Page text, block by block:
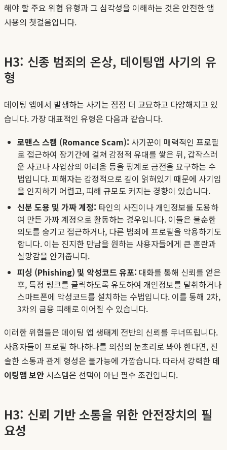
해야 할 주요 위협 유형과 그 심각성을 이해하는 것은 안전한 앱
사용의 첫걸음입니다.
H3: 신종 범죄의 온상, 데이팅앱 사기의 유
형
데이팅 앱에서 발생하는 사기는 점점 더 교묘하고 다양해지고 있
습니다. 가장 대표적인 유형은 다음과 같습니다.
로맨스 스캠 (Romance Scam): 사기꾼이 매력적인 프로필
로 접근하여 장기간에 걸쳐 감정적 유대를 쌓은 뒤, 갑작스러
운 사고나 사업상의 어려움 등을 핑계로 금전을 요구하는 수
법입니다. 피해자는 감정적으로 깊이 얽혀있기 때문에 사기임
을 인지하기 어렵고, 피해 규모도 커지는 경향이 있습니다.
신분 도용 및 가짜 계정: 타인의 사진이나 개인정보를 도용하
여 만든 가짜 계정으로 활동하는 경우입니다. 이들은 불순한
의도를 숨기고 접근하거나, 다른 범죄에 프로필을 악용하기도
합니다. 이는 진지한 만남을 원하는 사용자들에게 큰 혼란과
실망감을 안겨줍니다.
피싱 (Phishing) 및 악성코드 유포: 대화를 통해 신뢰를 얻은
후, 특정 링크를 클릭하도록 유도하여 개인정보를 탈취하거나
스마트폰에 악성코드를 설치하는 수법입니다. 이를 통해 2차,
3차의 금융 피해로 이어질 수 있습니다.
이러한 위협들은 데이팅 앱 생태계 전반의 신뢰를 무너뜨립니다.
사용자들이 프로필 하나하나를 의심의 눈초리로 봐야 한다면, 진
솔한 소통과 관계 형성은 불가능에 가깝습니다. 따라서 강력한 데
이팅앱 보안 시스템은 선택이 아닌 필수 조건입니다.
H3: 신뢰 기반 소통을 위한 안전장치의 필
요성